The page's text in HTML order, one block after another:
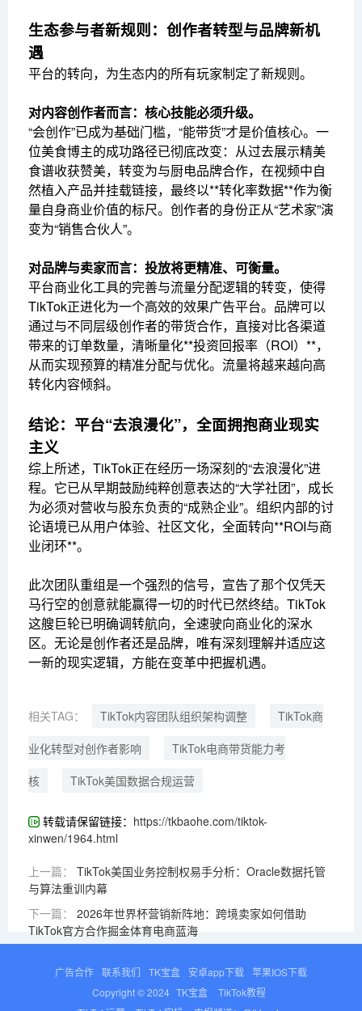
生态参与者新规则：创作者转型与品牌新机
遇
平台的转向，为生态内的所有玩家制定了新规则。
对内容创作者而言：核心技能必须升级。
“会创作”已成为基础门槛，“能带货”才是价值核心。一
位美食博主的成功路径已彻底改变：从过去展示精美
食谱收获赞美，转变为与厨电品牌合作，在视频中自
然植入产品并挂载链接，最终以**转化率数据**作为衡
量自身商业价值的标尺。创作者的身份正从“艺术家”演
变为“销售合伙人”。
对品牌与卖家而言：投放将更精准、可衡量。
平台商业化工具的完善与流量分配逻辑的转变，使得
TikTok正进化为一个高效的效果广告平台。品牌可以
通过与不同层级创作者的带货合作，直接对比各渠道
带来的订单数量，清晰量化**投资回报率（ROI）**，
从而实现预算的精准分配与优化。流量将越来越向高
转化内容倾斜。
结论：平台“去浪漫化”，全面拥抱商业现实
主义
综上所述，TikTok正在经历一场深刻的“去浪漫化”进
程。它已从早期鼓励纯粹创意表达的“大学社团”，成长
为必须对营收与股东负责的“成熟企业”。组织内部的讨
论语境已从用户体验、社区文化，全面转向**ROI与商
业闭环**。
此次团队重组是一个强烈的信号，宣告了那个仅凭天
马行空的创意就能赢得一切的时代已然终结。TikTok
这艘巨轮已明确调转航向，全速驶向商业化的深水
区。无论是创作者还是品牌，唯有深刻理解并适应这
一新的现实逻辑，方能在变革中把握机遇。
相关TAG： TikTok内容团队组织架构调整
TikTok商
业化转型对创作者影响
TikTok电商带货能力考
核
TikTok美国数据合规运营
转载请保留链接： https://tkbaohe.com/tiktok-
xinwen/1964.html
上一篇：
TikTok美国业务控制权易手分析：Oracle数据托管
与算法重训内幕
下一篇：
2026年世界杯营销新阵地：跨境卖家如何借助
TikTok官方合作掘金体育电商蓝海
广告合作 联系我们 TK宝盒 安卓app下载 苹果IOS下载
Copyright © 2024 TK宝盒
TikTok教程